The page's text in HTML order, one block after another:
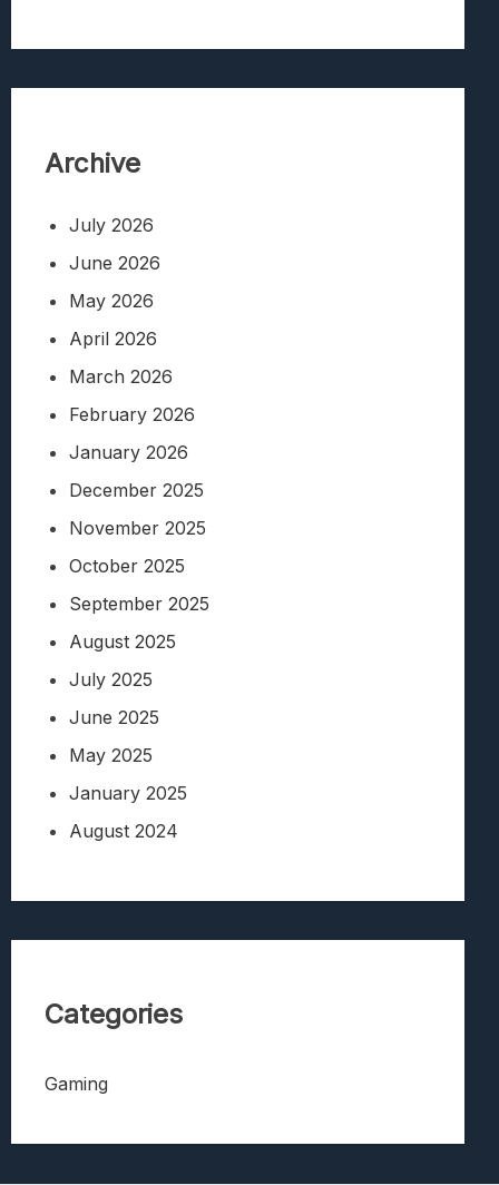
Archive
July 2026
June 2026
May 2026
April 2026
March 2026
February 2026
January 2026
December 2025
November 2025
October 2025
September 2025
August 2025
July 2025
June 2025
May 2025
January 2025
August 2024
Categories
Gaming